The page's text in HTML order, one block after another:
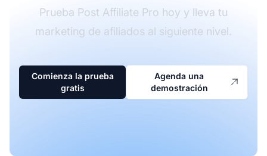
Prueba Post Affiliate Pro hoy y lleva tu
marketing de afiliados al siguiente nivel.
Comienza la prueba
gratis
Agenda una
demostración